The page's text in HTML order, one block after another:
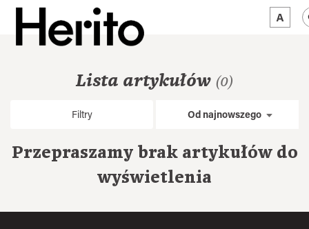
MAMY NA OKU
JĘZYK: PL
Lista artykułów (0)
Filtry Od najnowszego
Przepraszamy brak artykułów do
wyświetlenia